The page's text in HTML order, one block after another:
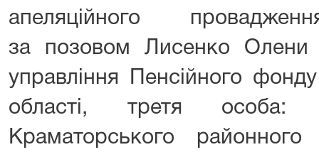
апеляційного
за позовом Лисенко Олени
управління Пенсійного
області, третя особа:
Краматорського районного